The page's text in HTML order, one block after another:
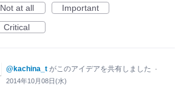
Not at all
Important
Critical
@kachina_t がこのアイデアを共有しました ·
2014年10月08日(水)